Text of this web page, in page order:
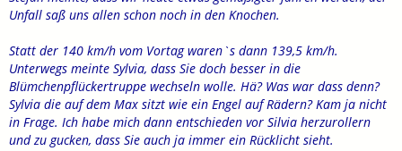
Unfall saß uns allen schon noch in den Knochen.
Statt der 140 km/h vom Vortag waren`s dann 139,5 km/h.
Unterwegs meinte Sylvia, dass Sie doch besser in die
Blümchenpflückertruppe wechseln wolle. Hä? Was war dass denn?
Sylvia die auf dem Max sitzt wie ein Engel auf Rädern? Kam ja nicht
in Frage. Ich habe mich dann entschieden vor Silvia herzurollern
und zu gucken, dass Sie auch ja immer ein Rücklicht sieht.